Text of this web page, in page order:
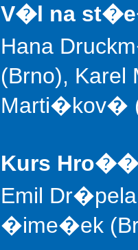
V�l na
Hana
(Brno),
Marti�kov�
Kurs
Emil
�ime�ek